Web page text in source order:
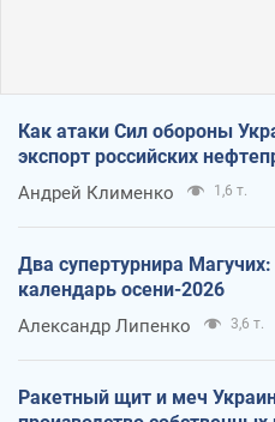
Как атаки Сил обороны
экспорт российских
Андрей Клименко 1,6 т.
Два супертурнира Магучих:
календарь осени-2026
Александр Липенко 3,6 т.
Ракетный щит и меч